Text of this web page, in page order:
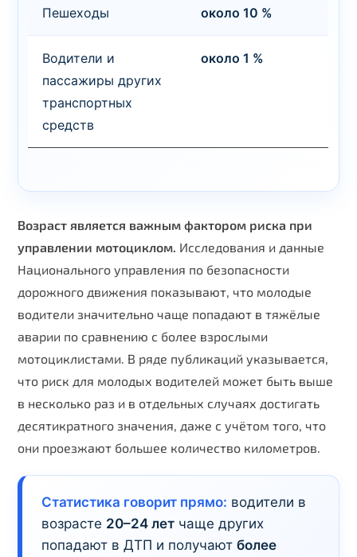
Пешеходы около 10 %
Водители и
пассажиры других
транспортных
средств
около 1 %
Возраст является важным фактором риска при
управлении мотоциклом. Исследования и данные
Национального управления по безопасности
дорожного движения показывают, что молодые
водители значительно чаще попадают в тяжёлые
аварии по сравнению с более взрослыми
мотоциклистами. В ряде публикаций указывается,
что риск для молодых водителей может быть выше
в несколько раз и в отдельных случаях достигать
десятикратного значения, даже с учётом того, что
они проезжают большее количество километров.
Статистика говорит прямо: водители в
возрасте 20–24 лет чаще других
попадают в ДТП и получаютболее